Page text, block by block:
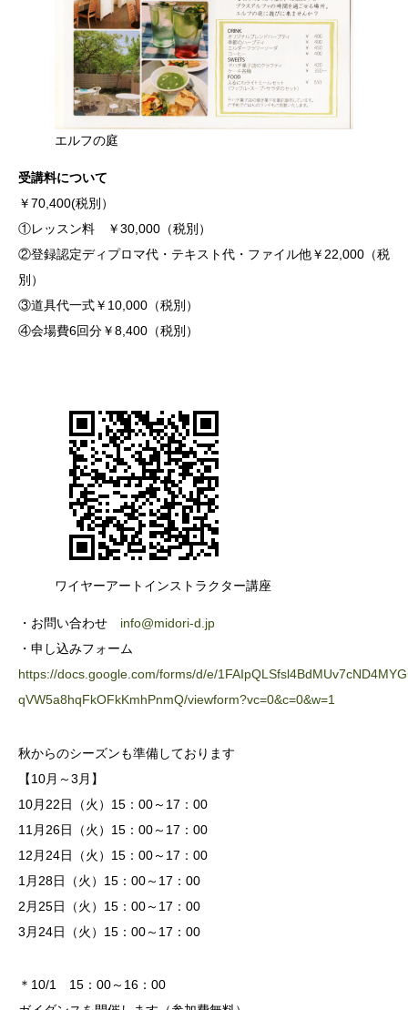
エルフの庭
受講料について
￥70,400(税別）
①レッスン料 ￥30,000（税別）
②登録認定ディプロマ代・テキスト代・ファイル他￥22,000（税
別）
③道具代一式￥10,000（税別）
④会場費6回分￥8,400（税別）
ワイヤーアートインストラクター講座
・お問い合わせ info@midori-d.jp
・申し込みフォーム
https://docs.google.com/forms/d/e/
qVW5a8hqFkOFkKmhPnmQ/viewform?vc=0&c=0&w=1
秋からのシーズンも準備しております
【10月～3月】
10月22日（火）15：00～17：00
11月26日（火）15：00～17：00
12月24日（火）15：00～17：00
1月28日（火）15：00～17：00
2月25日（火）15：00～17：00
3月24日（火）15：00～17：00
＊10/1 15：00～16：00